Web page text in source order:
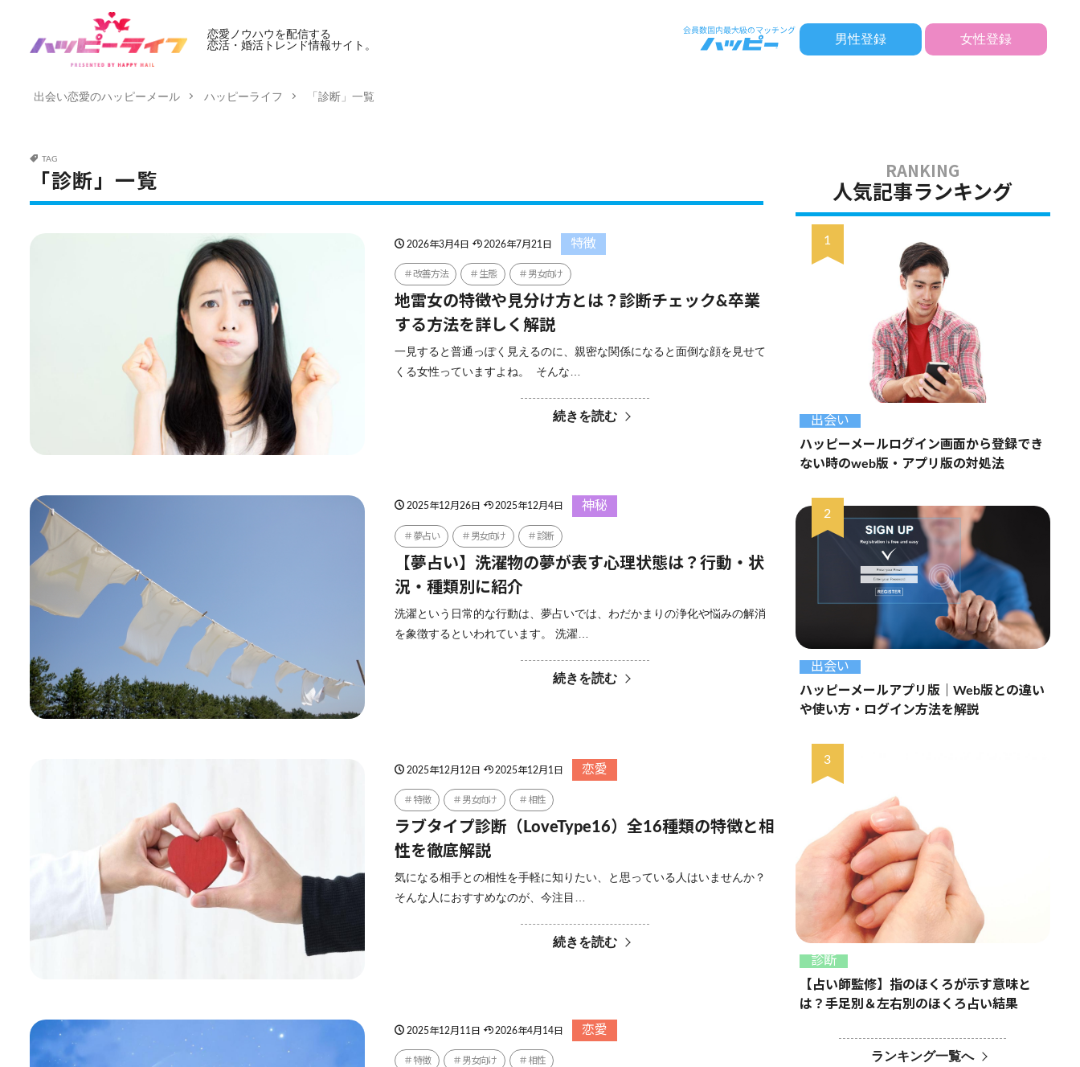
恋愛ノウハウを配信する
恋活・婚活トレンド情報サイト。
男性登録 女性登録
出会い恋愛のハッピーメール ハッピーライフ 「診断」一覧
TAG
「診断」一覧
2026年3月4日 2026年7月21日 特徴
改善方法 生態 男女向け
地雷女の特徴や見分け方とは？診断チェック&卒業
する方法を詳しく解説
一見すると普通っぽく見えるのに、親密な関係になると面倒な顔を見せて
くる女性っていますよね。 そんな…
続きを読む
2025年12月26日 2025年12月4日 神秘
夢占い 男女向け 診断
【夢占い】洗濯物の夢が表す心理状態は？行動・状
況・種類別に紹介
洗濯という日常的な行動は、夢占いでは、わだかまりの浄化や悩みの解消
を象徴するといわれています。 洗濯…
続きを読む
2025年12月12日 2025年12月1日 恋愛
特徴 男女向け 相性
ラブタイプ診断（LoveType16）全16種類の特徴と相
性を徹底解説
気になる相手との相性を手軽に知りたい、と思っている人はいませんか？
そんな人におすすめなのが、今注目…
続きを読む
2025年12月11日 2026年4月14日 恋愛
特徴 男女向け 相性
人気記事ランキング
出会い
ハッピーメールログイン画面から登録でき
ない時のweb版・アプリ版の対処法
出会い
ハッピーメールアプリ版｜Web版との違い
や使い方・ログイン方法を解説
診断
【占い師監修】指のほくろが示す意味と
は？手足別＆左右別のほくろ占い結果
ランキング一覧へ